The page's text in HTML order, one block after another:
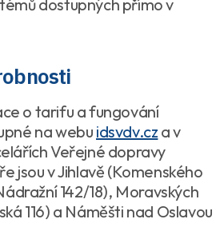
dostupných přímo v
o tarifu a fungování
na webu idsvdv.cz a v
Veřejné dopravy
jsou v Jihlavě (Komenského
142/18), Moravských
116) a Náměšti nad Oslavou